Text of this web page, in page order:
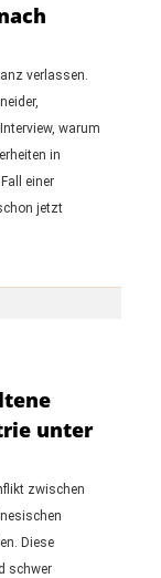
verlassen.
warum
in
einer
jetzt
unter
zwischen
Diese
schwer